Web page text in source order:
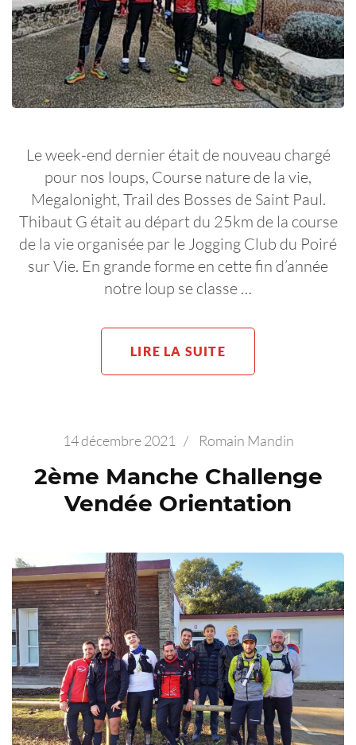
Le week-end dernier était de nouveau chargé
pour nos loups, Course nature de la vie,
Megalonight, Trail des Bosses de Saint Paul.
Thibaut G était au départ du 25km de la course
de la vie organisée par le Jogging Club du Poiré
sur Vie. En grande forme en cette fin d’année
notre loup se classe …
LIRE LA SUITE
14 décembre 2021 / Romain Mandin
2ème Manche Challenge
Vendée Orientation